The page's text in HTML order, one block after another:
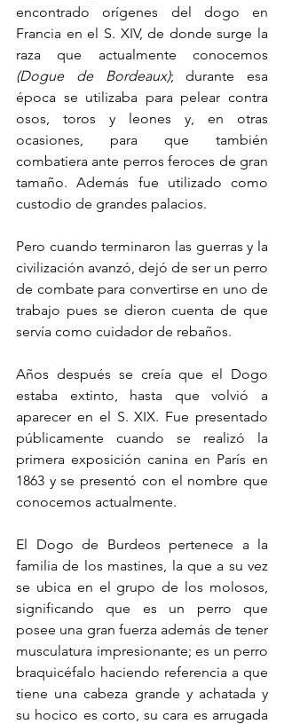
encontrado orígenes del dogo en
Francia en el S. XIV, de donde surge la
(Dogue de Bordeaux); durante esa
época se utilizaba para pelear contra
osos, toros y leones y, en otras
ocasiones, para que también
combatiera ante perros feroces de gran
tamaño. Además fue utilizado como
custodio de grandes palacios.
Pero cuando terminaron las guerras y la
civilización avanzó, dejó de ser un perro
de combate para convertirse en uno de
trabajo pues se dieron cuenta de que
servía como cuidador de rebaños.
Años después se creía que el Dogo
estaba extinto, hasta que volvió a
aparecer en el S. XIX. Fue presentado
públicamente cuando se realizó la
primera exposición canina en París en
1863 y se presentó con el nombre que
conocemos actualmente.
El Dogo de Burdeos pertenece a la
familia de los mastines, la que a su vez
se ubica en el grupo de los molosos,
significando que es un perro que
posee una gran fuerza además de tener
musculatura impresionante; es un perro
braquicéfalo haciendo referencia a que
tiene una cabeza grande y achatada y
su hocico es corto, su cara es arrugada